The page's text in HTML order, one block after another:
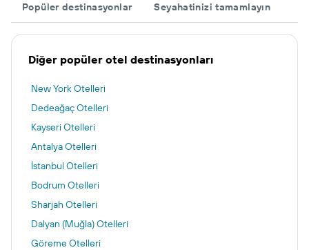
Popüler destinasyonlar Seyahatinizi tamamlayın
Diğer popüler otel destinasyonları
New York Otelleri
Dedeağaç Otelleri
Kayseri Otelleri
Antalya Otelleri
İstanbul Otelleri
Bodrum Otelleri
Sharjah Otelleri
Dalyan (Muğla) Otelleri
Göreme Otelleri